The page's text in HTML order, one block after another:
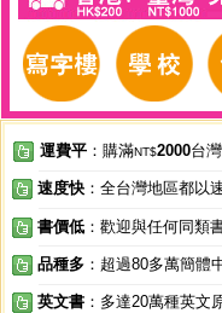
運費平 ：購滿NT$2000台
速度快 ：全台灣地區都以
書價低 ：歡迎與任何同類
品種多 ：超過80多萬簡體
英文書 ：多達20萬種英文